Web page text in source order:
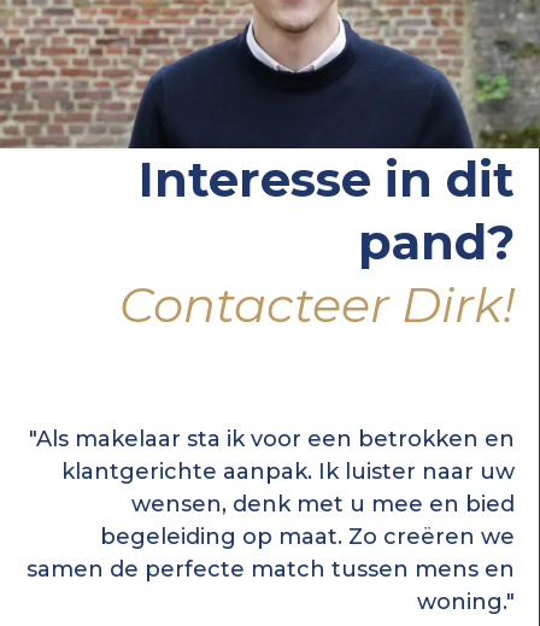
Interesse in dit
pand?
Contacteer Dirk!
"Als makelaar sta ik voor een betrokken en
klantgerichte aanpak. Ik luister naar uw
wensen, denk met u mee en bied
begeleiding op maat. Zo creëren we
samen de perfecte match tussen mens en
woning."